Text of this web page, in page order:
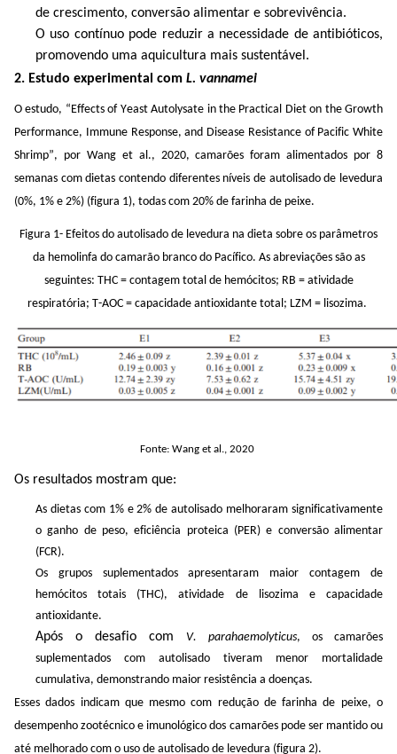
de crescimento, conversão alimentar e sobrevivência.
O uso contínuo pode reduzir a necessidade de antibióticos,
promovendo uma aquicultura mais sustentável.
2. Estudo experimental com L. vannamei
O estudo, “Effects of Yeast Autolysate in the Practical Dieton theGrowth
Performance, ImmuneResponse,and Disease Resistance ofPacific White
Shrimp”, por Wanget al., 2020,camarões foram alimentados por 8
semanas com dietas contendo diferentes níveis de autolisadode levedura
(0%, 1% e 2%) (figura 1), todas com 20% de farinha de peixe.
Figura 1- Efeitos do autolisado de levedura na dieta sobre os parâmetros
da hemolinfa do camarão branco do Pacífico. As abreviações são as
seguintes: THC = contagem total de hemócitos; RB = atividade
respiratória; T-AOC = capacidade antioxidante total; LZM = lisozima.
Fonte: Wang et al., 2020
Os resultados mostram que:
As dietas com 1% e 2% deautolisado melhoraram significativamente
o ganho de peso, eficiência proteica (PER) e conversão alimentar
(FCR).
Os grupos suplementados apresentaram maior contagem de
hemócitos totais (THC), atividade de lisozima e capacidade
antioxidante.
Após o desafio com V. parahaemolyticus, os camarões
suplementados com autolisado tiveram menor mortalidade
cumulativa, demonstrando maior resistência a doenças.
Esses dados indicam que mesmo com redução de farinha de peixe, o
desempenho zootécnico e imunológico dos camarões pode ser mantido ou
até melhorado com o uso de autolisado de levedura (figura 2).